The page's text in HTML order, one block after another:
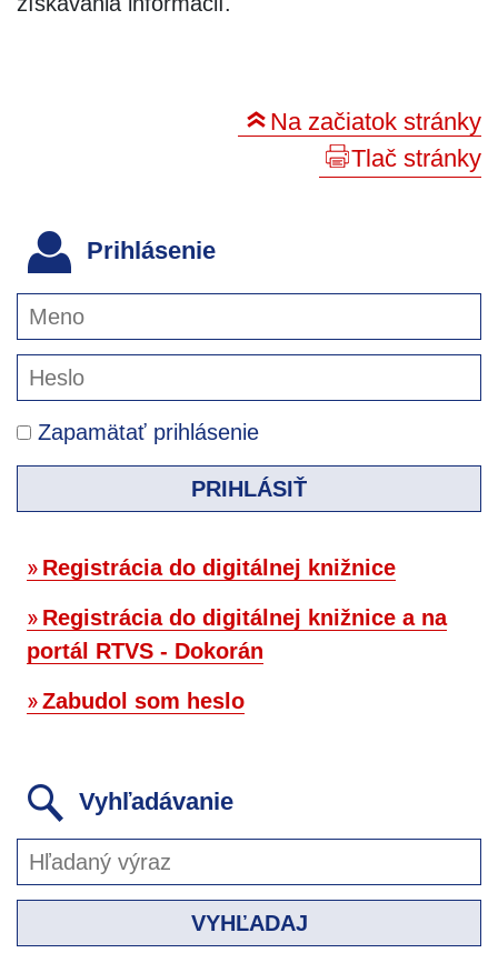
Na začiatok stránky
Tlač stránky
Prihlásenie
Zapamätať prihlásenie
PRIHLÁSIŤ
Registrácia do digitálnej knižnice
Registrácia do digitálnej knižnice a na
portál RTVS - Dokorán
Zabudol som heslo
Vyhľadávanie
VYHĽADAJ